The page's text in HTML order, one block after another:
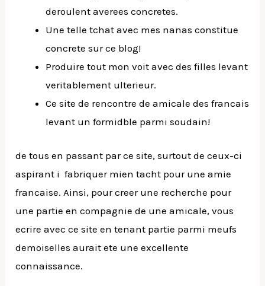
deroulent averees concretes.
Une telle tchat avec mes nanas constitue
concrete sur ce blog!
Produire tout mon voit avec des filles levant
veritablement ulterieur.
Ce site de rencontre de amicale des francais
levant un formidble parmi soudain!
de tous en passant par ce site, surtout de ceux-ci
aspirant i fabriquer mien tacht pour une amie
francaise. Ainsi, pour creer une recherche pour
une partie en compagnie de une amicale, vous
ecrire avec ce site en tenant partie parmi meufs
demoiselles aurait ete une excellente
connaissance.